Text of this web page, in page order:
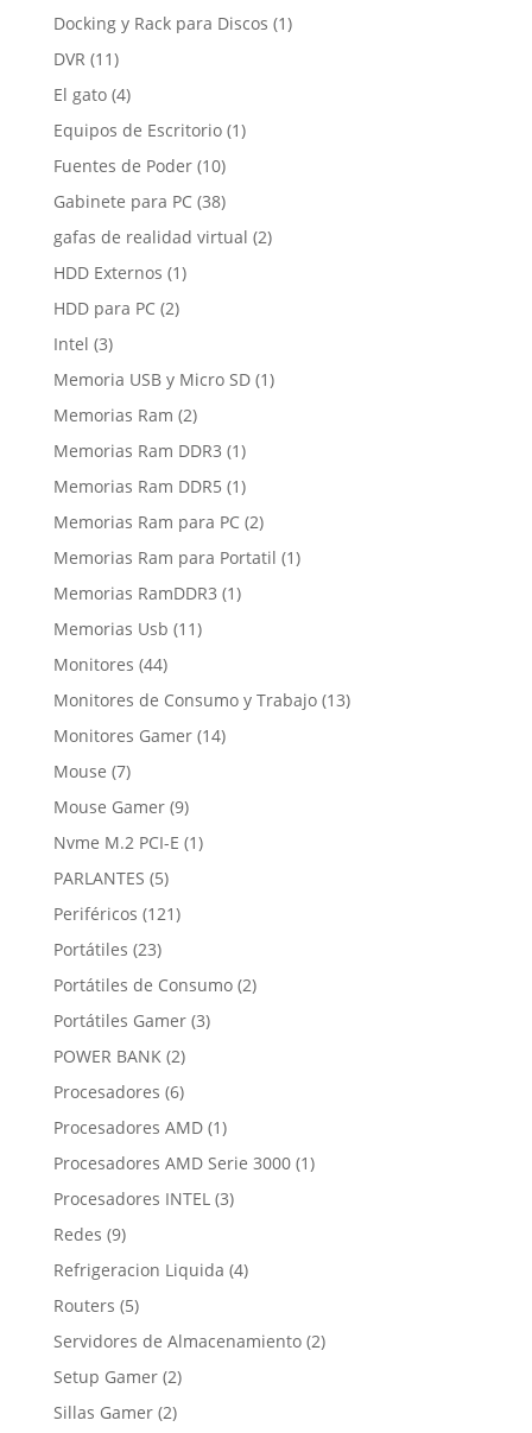
productos
Docking y Rack para Discos 11
DVR 1111
productos
El gato 44
productos
Equipos de Escritorio 11
Fuentes de Poder 1010
productos
Gabinete para PC 3838
productos
gafas de realidad virtual 22
HDD Externos 11
HDD para PC 22
Intel 33
productos
Memoria USB y Micro SD 11
Memorias Ram 22
productos
Memorias Ram DDR3 11
producto
Memorias Ram DDR5 11
producto
Memorias Ram para PC 22
productos
Memorias Ram para Portatil 11
Memorias RamDDR3 11
Memorias Usb 1111
Monitores 4444
productos
Monitores de Consumo y Trabajo 1313
Monitores Gamer 1414
Mouse 77
productos
Mouse Gamer 99
productos
Nvme M.2 PCI-E 11
PARLANTES 55
productos
Periféricos 121121
Portátiles 2323
productos
Portátiles de Consumo 22
Portátiles Gamer 33
POWER BANK 22
productos
Procesadores 66
productos
Procesadores AMD 11
producto
Procesadores AMD Serie 3000 11
Procesadores INTEL 33
Redes 99
productos
Refrigeracion Liquida 44
Routers 55
productos
Servidores de Almacenamiento 22
Setup Gamer 22
Sillas Gamer 22